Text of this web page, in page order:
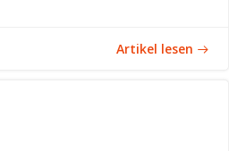
Artikel lesen